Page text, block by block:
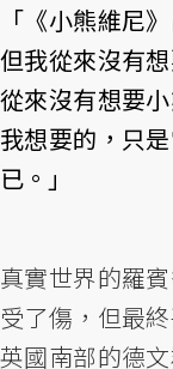
「《小熊維尼
但我從來沒有
從來沒有想要
我想要的，只
已。」
真實世界的羅
受了傷，但最
英國南部的德